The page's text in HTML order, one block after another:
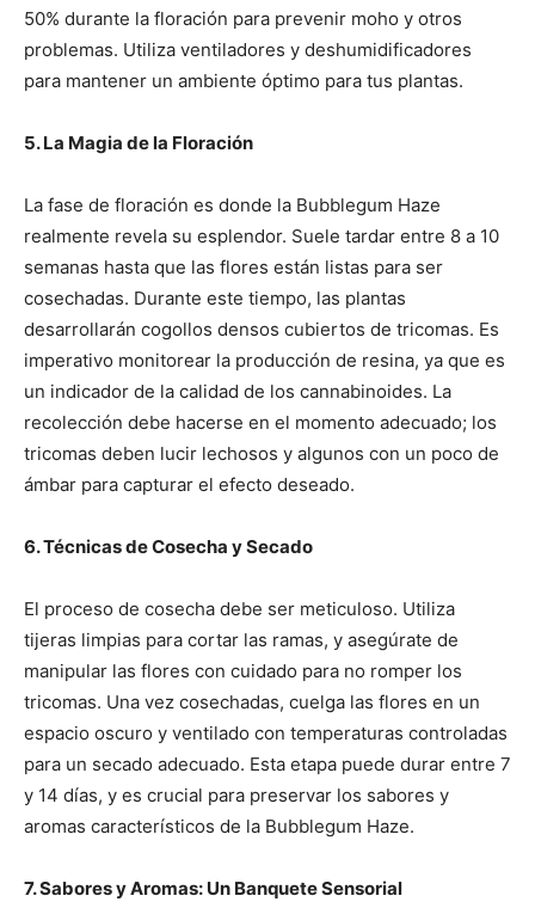
50% durante la floración para prevenir moho y otros
problemas. Utiliza ventiladores y deshumidificadores
para mantener un ambiente óptimo para tus plantas.
5. La Magia de la Floración
La fase de floración es donde la Bubblegum Haze
realmente revela su esplendor. Suele tardar entre 8 a 10
semanas hasta que las flores están listas para ser
cosechadas. Durante este tiempo, las plantas
desarrollarán cogollos densos cubiertos de tricomas. Es
imperativo monitorear la producción de resina, ya que es
un indicador de la calidad de los cannabinoides. La
recolección debe hacerse en el momento adecuado; los
tricomas deben lucir lechosos y algunos con un poco de
ámbar para capturar el efecto deseado.
6. Técnicas de Cosecha y Secado
El proceso de cosecha debe ser meticuloso. Utiliza
tijeras limpias para cortar las ramas, y asegúrate de
manipular las flores con cuidado para no romper los
tricomas. Una vez cosechadas, cuelga las flores en un
espacio oscuro y ventilado con temperaturas controladas
para un secado adecuado. Esta etapa puede durar entre 7
y 14 días, y es crucial para preservar los sabores y
aromas característicos de la Bubblegum Haze.
7. Sabores y Aromas: Un Banquete Sensorial